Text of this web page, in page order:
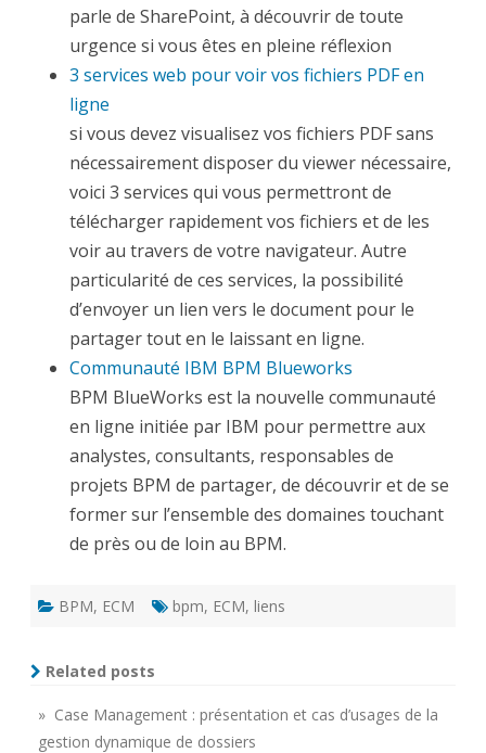
parle de SharePoint, à découvrir de toute
urgence si vous êtes en pleine réflexion
3 services web pour voir vos fichiers PDF en
ligne
si vous devez visualisez vos fichiers PDF sans
nécessairement disposer du viewer nécessaire,
voici 3 services qui vous permettront de
télécharger rapidement vos fichiers et de les
voir au travers de votre navigateur. Autre
particularité de ces services, la possibilité
d’envoyer un lien vers le document pour le
partager tout en le laissant en ligne.
Communauté IBM BPM Blueworks
BPM BlueWorks est la nouvelle communauté
en ligne initiée par IBM pour permettre aux
analystes, consultants, responsables de
projets BPM de partager, de découvrir et de se
former sur l’ensemble des domaines touchant
de près ou de loin au BPM.
BPM, ECM bpm, ECM, liens
Related posts
» Case Management : présentation et cas d’usages de la
gestion dynamique de dossiers